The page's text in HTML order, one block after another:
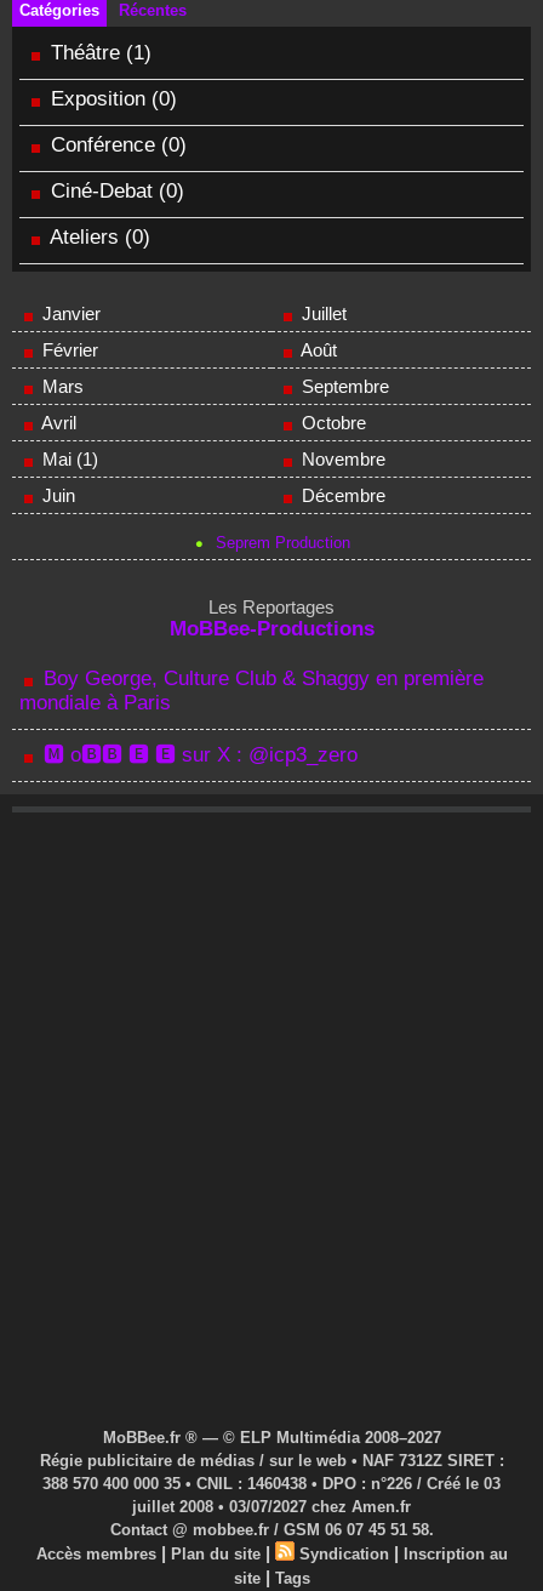
Catégories Récentes
Théâtre (1)
Exposition (0)
Conférence (0)
Ciné-Debat (0)
Ateliers (0)
Janvier
Février
Mars
Avril
Mai (1)
Juin
Juillet
Août
Septembre
Octobre
Novembre
Décembre
Seprem Production
Les Reportages
MoBBee-Productions
Boy George, Culture Club & Shaggy en première
mondiale à Paris
🅼 o🅱🅱 🅴 🅴 sur X : @icp3_zero
MoBBee.fr ® — © ELP Multimédia 2008–2027
Régie publicitaire de médias / sur le web • NAF 7312Z SIRET :
388 570 400 000 35 • CNIL : 1460438 • DPO : n°226 / Créé le 03
juillet 2008 • 03/07/2027 chez Amen.fr
Contact @ mobbee.fr / GSM 06 07 45 51 58.
Accès membres | Plan du site | Syndication |
Inscription au
site | Tags